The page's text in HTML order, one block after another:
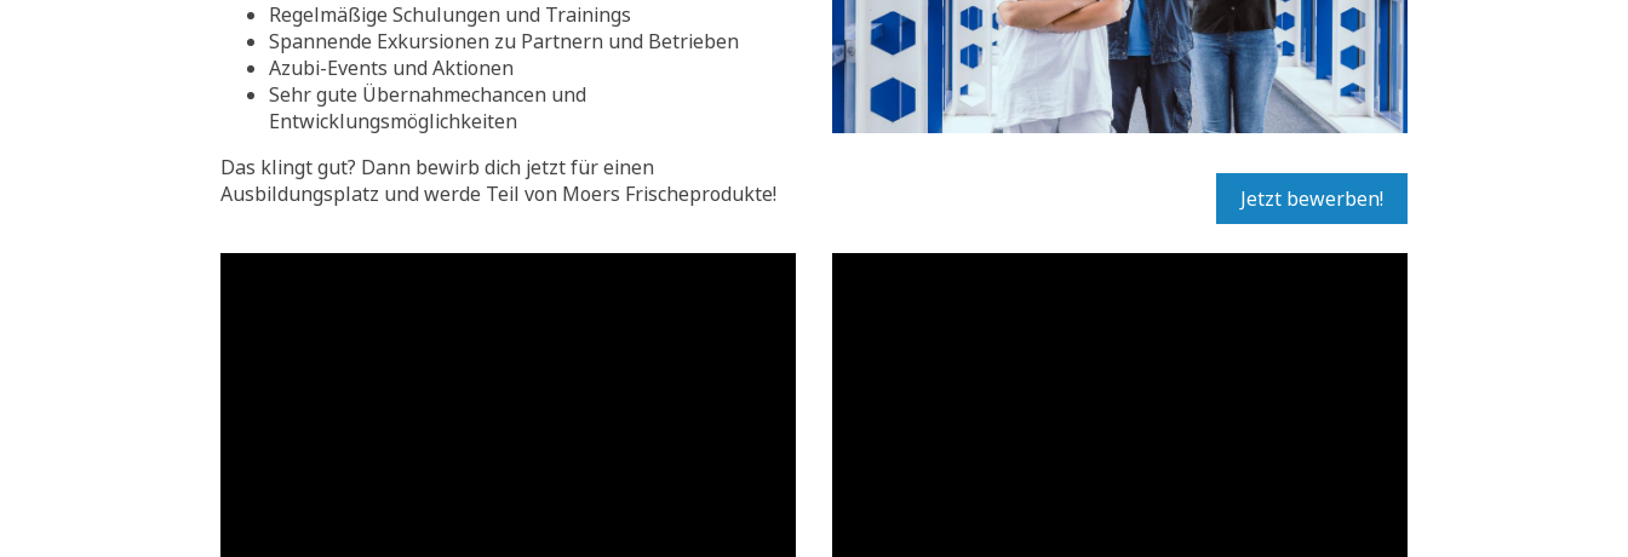
Regelmäßige Schulungen und Trainings
Spannende Exkursionen zu Partnern und Betrieben
Azubi-Events und Aktionen
Sehr gute Übernahmechancen und
Entwicklungsmöglichkeiten
Das klingt gut? Dann bewirb dich jetzt für einen
Ausbildungsplatz und werde Teil von Moers Frischeprodukte!
Jetzt bewerben!